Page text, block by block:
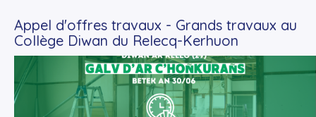
Appel d'offres travaux - Grands travaux au
Collège Diwan du Relecq-Kerhuon
+Lire la suite